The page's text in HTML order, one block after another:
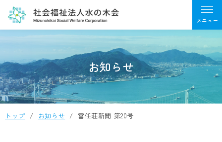
お知らせ
トップ お知らせ 富任荘新聞 第20号